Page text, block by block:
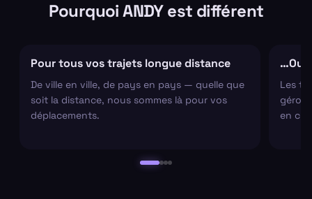
Pourquoi ANDY est différent
Pour tous vos trajets longue distance
De ville en ville, de pays en pays — quelle que
soit la distance, nous sommes là pour vos
déplacements.
…Ou
Les
en